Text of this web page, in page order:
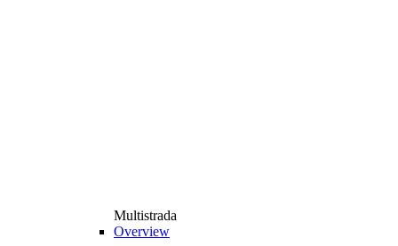
Multistrada
Overview